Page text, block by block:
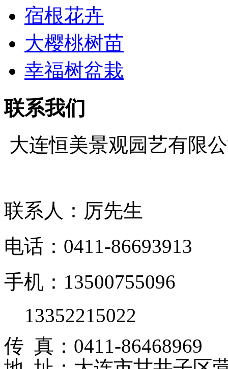
宿根花卉
大樱桃树苗
幸福树盆栽
联系我们
大连恒美景观园艺有限
联系人：厉先生
电话：0411-86693913
手机：13500755096
13352215022
传 真：0411-86468969